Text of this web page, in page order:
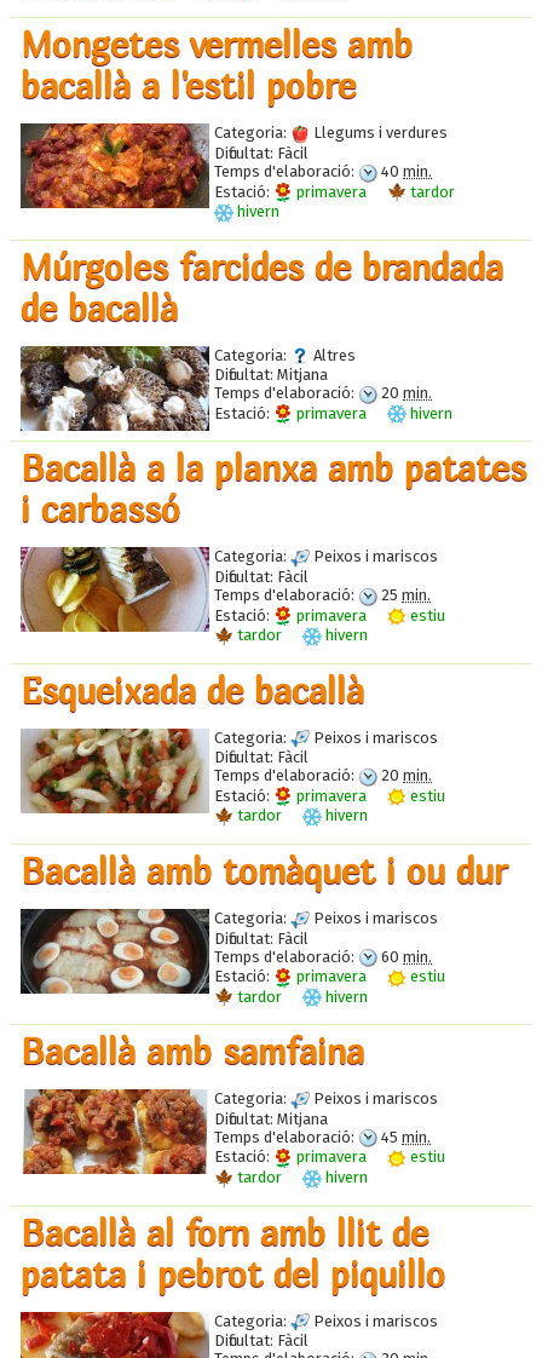
Mongetes vermelles amb
bacallà a l'estil pobre
Categoria:
Llegums i verdures
Dificultat: Fàcil
Temps d'elaboració:
40 min.
Estació:
primavera
tardor
hivern
Múrgoles farcides de brandada
de bacallà
Categoria:
Altres
Dificultat: Mitjana
Temps d'elaboració:
20 min.
Estació:
primavera hivern
Bacallà a la planxa amb patates
i carbassó
Categoria:
Peixos i mariscos
Dificultat: Fàcil
Temps d'elaboració:
25 min.
Estació:
primavera
estiu
tardor
hivern
Esqueixada de bacallà
Categoria:
Peixos i mariscos
Dificultat: Fàcil
Temps d'elaboració:
20 min.
Estació:
primavera
estiu
tardor
hivern
Bacallà amb tomàquet i ou dur
Categoria:
Peixos i mariscos
Dificultat: Fàcil
Temps d'elaboració:
60 min.
Estació:
primavera
estiu
tardor
hivern
Bacallà amb samfaina
Categoria:
Peixos i mariscos
Dificultat: Mitjana
Temps d'elaboració:
45 min.
Estació:
primavera
estiu
tardor
hivern
Bacallà al forn amb llit de
patata i pebrot del piquillo
Categoria:
Peixos i mariscos
Dificultat: Fàcil